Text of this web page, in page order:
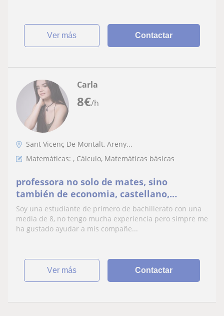
ver más Contactar
8€/h
Carla
Sant Vicenç De Montalt, Areny...
Matemáticas: , Cálculo, Matemáticas básicas
professora no solo de mates, sino
también de economia, castellano,
historia, inglés
Soy una estudiante de primero de bachillerato con una
media de 8, no tengo mucha experiencia pero simpre me
ha gustado ayudar a mis compañe...
ver más Contactar